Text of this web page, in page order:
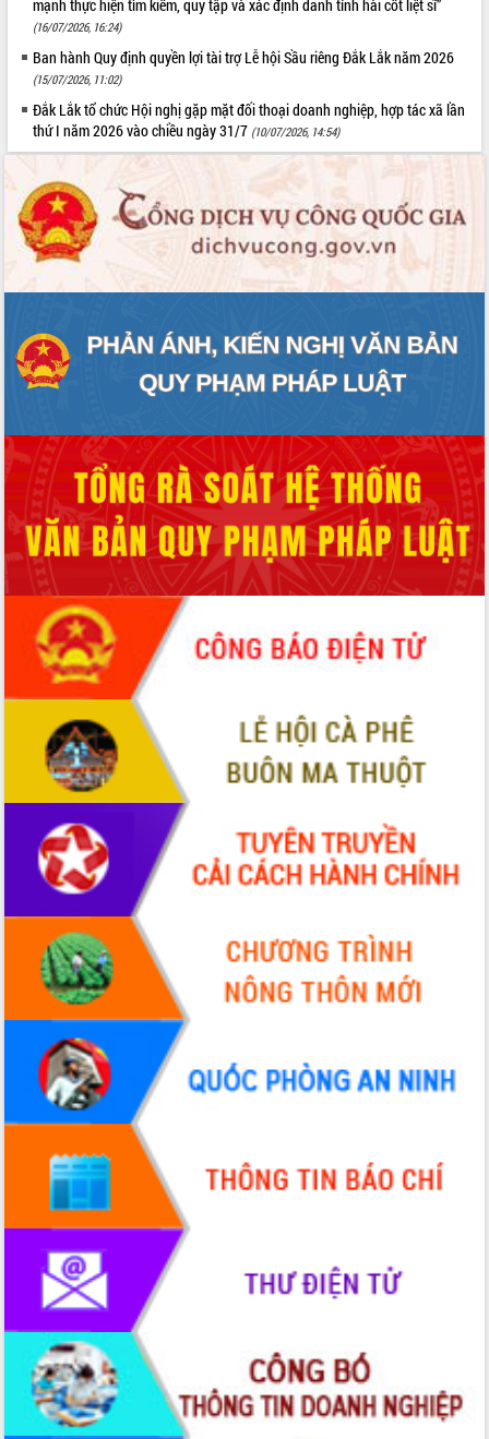
mạnh thực hiện tìm kiếm, quy tập và xác định danh tính hài cốt liệt sĩ”
(16/07/2026, 16:24)
Ban hành Quy định quyền lợi tài trợ Lễ hội Sầu riêng Đắk Lắk năm 2026
(15/07/2026, 11:02)
Đắk Lắk tổ chức Hội nghị gặp mặt đối thoại doanh nghiệp, hợp tác xã lần
thứ I năm 2026 vào chiều ngày 31/7 (10/07/2026, 14:54)